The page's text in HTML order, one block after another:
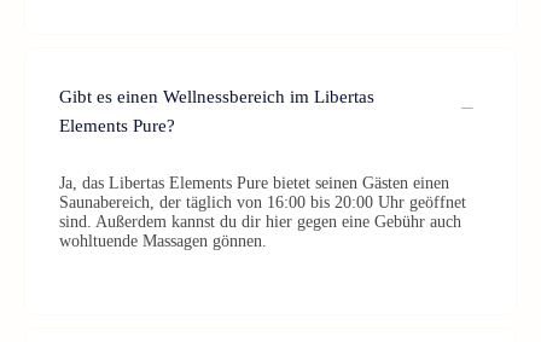
Gibt es einen Wellnessbereich im Libertas
Elements Pure?
Ja, das Libertas Elements Pure bietet seinen Gästen einen
Saunabereich, der täglich von 16:00 bis 20:00 Uhr geöffnet
sind. Außerdem kannst du dir hier gegen eine Gebühr auch
wohltuende Massagen gönnen.